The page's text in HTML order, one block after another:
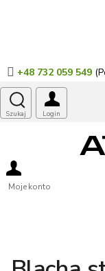
+48 732 059 549
Moje konto